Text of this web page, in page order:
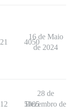
21 4050
16 de Maio
de 2024
12 5005
28 de
Dezembro de